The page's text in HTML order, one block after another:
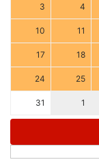
3 4
10 11
17 18
24 25
31 1